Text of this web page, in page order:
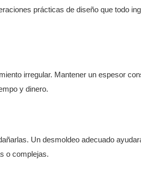
prácticas de diseño que todo
irregular. Mantener un espesor
y dinero.
Un desmoldeo adecuado
o complejas.